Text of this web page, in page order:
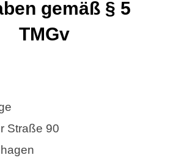
gemäß § 5
TMGv
Straße 90